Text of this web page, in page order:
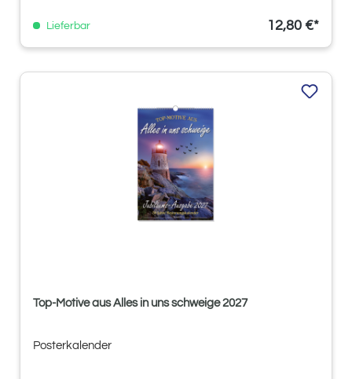
Lieferbar 12,80 €*
Top-Motive aus Alles in uns schweige 2027
Posterkalender